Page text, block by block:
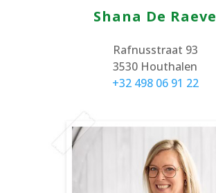
Shana De Raeve
Rafnusstraat 93
3530 Houthalen
+32 498 06 91 22